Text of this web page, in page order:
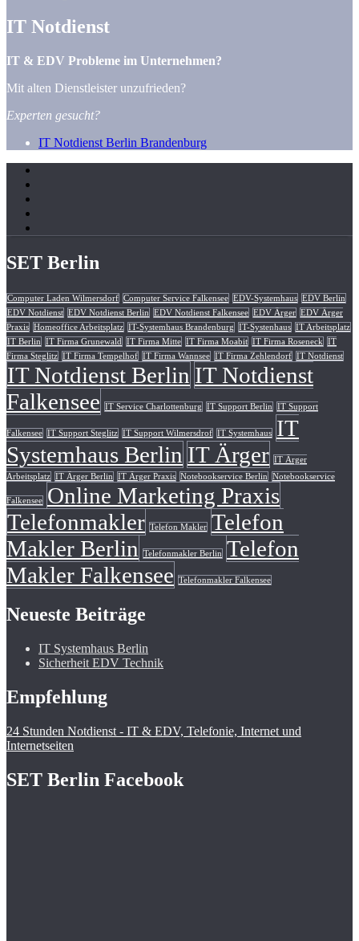
IT Notdienst
IT & EDV Probleme im Unternehmen?
Mit alten Dienstleister unzufrieden?
Experten gesucht?
IT Notdienst Berlin Brandenburg
SET Berlin
Computer Laden Wilmersdorf Computer Service Falkensee EDV-Systemhaus EDV Berlin
EDV Notdienst EDV Notdienst Berlin EDV Notdienst Falkensee EDV Ärger EDV Ärger
Praxis Homeoffice Arbeitsplatz IT-Systemhaus Brandenburg IT-Systenhaus IT Arbeitsplatz
IT Berlin
IT Firma Grunewald IT Firma Mitte IT Firma Moabit IT Firma Roseneck
IT
Firma Steglitz IT Firma Tempelhof IT Firma Wannsee IT Firma Zehlendorf IT Notdienst
IT Notdienst Berlin IT Notdienst
Falkensee
IT Service Charlottenburg IT Support Berlin IT Support
Falkensee IT Support Steglitz IT Support Wilmersdrof IT Systemhaus
IT
Systemhaus Berlin IT Ärger IT Ärger
Arbeitsplatz IT Ärger Berlin IT Ärger Praxis Notebookservice Berlin Notebookservice
Falkensee
Online Marketing Praxis
Telefonmakler Telefon Makler Telefon
Makler Berlin
Telefonmakler Berlin
Telefon
Makler Falkensee
Telefonmakler Falkensee
Neueste Beiträge
IT Systemhaus Berlin
Sicherheit EDV Technik
Empfehlung
24 Stunden Notdienst - IT & EDV, Telefonie, Internet und
Internetseiten
SET Berlin Facebook